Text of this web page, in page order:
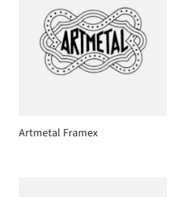
Artmetal Framex